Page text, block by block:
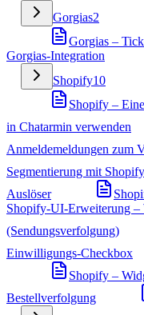
Gorgias2
Gorgias –
Gorgias-Integration
Shopify10
Shopify –
in Chatarmin verwenden
Anmeldemeldungen zum
Segmentierung mit
Auslöser
Shopify-UI-Erweiterung –
(Sendungsverfolgung)
Einwilligungs-Checkbox
Shopify –
Bestellverfolgung